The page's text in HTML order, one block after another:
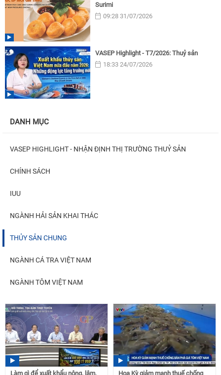
Surimi
09:28 31/07/2026
VASEP Highlight - T7/2026: Thuỷ sản
18:33 24/07/2026
DANH MỤC
VASEP HIGHLIGHT - NHẬN ĐỊNH THỊ TRƯỜNG THUỶ SẢN
CHÍNH SÁCH
IUU
NGÀNH HẢI SẢN KHAI THÁC
THỦY SẢN CHUNG
NGÀNH CÁ TRA VIỆT NAM
NGÀNH TÔM VIỆT NAM
Làm gì để xuất khẩu nông, lâm, Hoa Kỳ giảm mạnh thuế chống